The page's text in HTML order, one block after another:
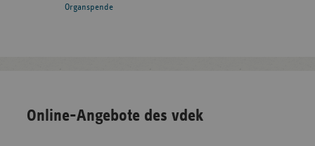
Organspende
Online-Angebote des vdek